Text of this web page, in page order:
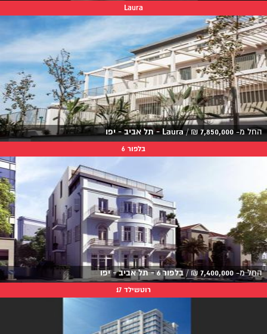
Laura
החל מ- 7,850,000
₪
/Laura - תל אביב - יפו
בלפור 6
החל מ- 7,400,000
₪
/ בלפור 6 - תל אביב - יפו
רוטשילד 17